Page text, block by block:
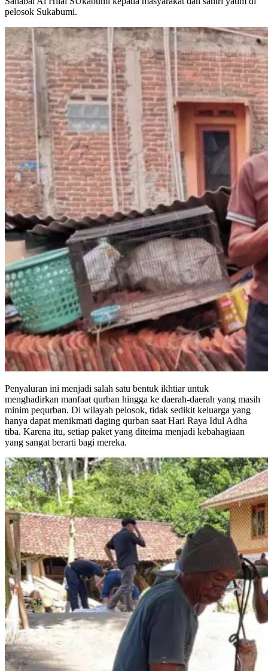
pelosok Sukabumi.
Penyaluran ini menjadi salah satu bentuk ikhtiar untuk
menghadirkan manfaat qurban hingga ke daerah-daerah yang masih
minim pequrban. Di wilayah pelosok, tidak sedikit keluarga yang
hanya dapat menikmati daging qurban saat Hari Raya Idul Adha
tiba. Karena itu, setiap paket yang diteima menjadi kebahagiaan
yang sangat berarti bagi mereka.